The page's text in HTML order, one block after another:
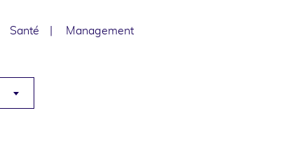
Santé
Management